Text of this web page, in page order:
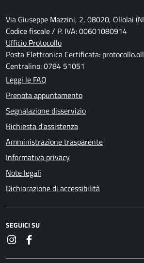
Via Giuseppe Mazzini, 2, 08020, Ollolai
Codice fiscale / P. IVA: 00601080914
Ufficio Protocollo
Posta Elettronica Certificata:
Centralino: 0784 51051
Leggi le FAQ
Prenota appuntamento
Segnalazione disservizio
Richiesta d'assistenza
Amministrazione trasparente
Informativa privacy
Note legali
Dichiarazione di accessibilità
SEGUICI SU
Instagram